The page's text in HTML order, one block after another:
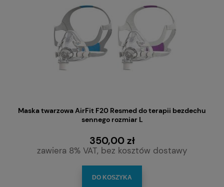
Maska twarzowa AirFit F20 Resmed do terapii bezdechu
sennego rozmiar L
350,00 zł
zawiera 8% VAT, bez kosztów dostawy
DO KOSZYKA